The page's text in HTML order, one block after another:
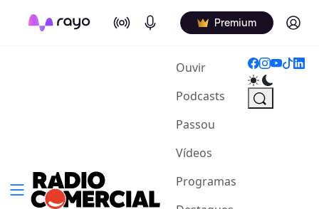
On Air Podcasts Premium Log in
Ouvir(current)
Podcasts
Passou
Vídeos
Programas